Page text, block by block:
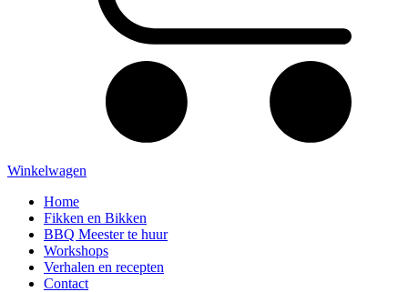
Winkelwagen
Home
Fikken en Bikken
BBQ Meester te huur
Workshops
Verhalen en recepten
Contact